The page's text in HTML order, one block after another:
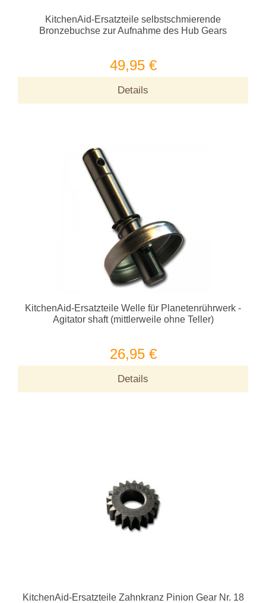
KitchenAid-Ersatzteile selbstschmierende
Bronzebuchse zur Aufnahme des Hub Gears
49,95 €
Details
KitchenAid-Ersatzteile Welle für Planetenrührwerk -
Agitator shaft (mittlerweile ohne Teller)
26,95 €
Details
KitchenAid-Ersatzteile Zahnkranz Pinion Gear Nr. 18